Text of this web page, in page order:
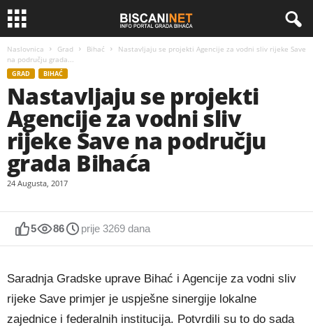
Naslovnica Grad Bihać
Nastavljaju se projekti Agencije za vodni sliv rijeke Save
na području grada...
GRAD BIHAĆ
Nastavljaju se projekti
Agencije za vodni sliv
rijeke Save na području
grada Bihaća
24 Augusta, 2017
5 86 prije 3269 dana
Saradnja Gradske uprave Bihać i Agencije za vodni sliv
rijeke Save primjer je uspješne sinergije lokalne
zajednice i federalnih institucija. Potvrdili su to do sada